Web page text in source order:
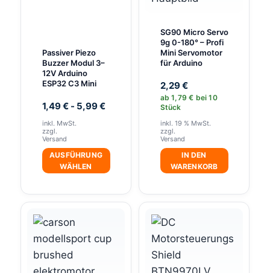
Passiver Piezo
Buzzer Modul 3–
12V Arduino
ESP32 C3 Mini
1,49€- 5,99€
inkl. MwSt.
zzgl.
Versand
AUSFÜHRUNG
WÄHLEN
Produkt
weist
mehrere
Varianten
auf.
SG90 Micro Servo
9g 0-180° – Profi
Mini Servomotor
für Arduino
2,29€
ab1,79€ bei 10
Stück
inkl. 19 % MwSt.
zzgl.
Versand
IN DEN
WARENKORB